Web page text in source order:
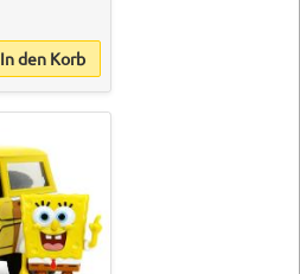
In den Korb